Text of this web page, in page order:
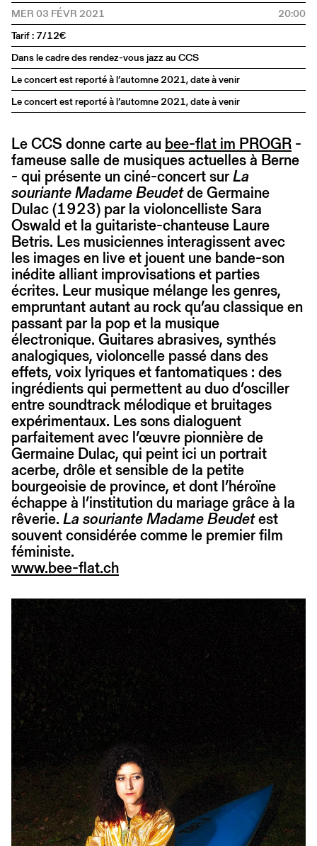
MER 03 FÉVR 2021
20:00
Tarif : 7/12€
Dans le cadre des rendez-vous jazz au CCS
Le concert est reporté à l’automne 2021, date à venir
Le concert est reporté à l’automne 2021, date à venir
Le CCS donne carte au bee-flat im PROGR -
fameuse salle de musiques actuelles à Berne
- qui présente un ciné-concert surLa
souriante Madame Beudetde Germaine
Dulac (1923) par la violoncelliste Sara
Oswald et la guitariste-chanteuse Laure
Betris. Les musiciennes interagissent avec
les images en live et jouent une bande-son
inédite alliant improvisations et parties
écrites. Leur musique mélange les genres,
empruntant autant au rock qu’au classique en
passant par la pop et la musique
électronique. Guitares abrasives, synthés
analogiques, violoncelle passé dans des
effets, voix lyriques et fantomatiques : des
ingrédients qui permettent au duo d’osciller
entre soundtrack mélodique et bruitages
expérimentaux. Les sons dialoguent
parfaitement avec l’œuvre pionnière de
Germaine Dulac, qui peint ici un portrait
acerbe, drôle et sensible de la petite
bourgeoisie de province, et dont l’héroïne
échappe à l’institution du mariage grâce à la
rêverie. La souriante Madame Beudetest
souvent considérée comme le premier film
féministe.
www.bee-flat.ch